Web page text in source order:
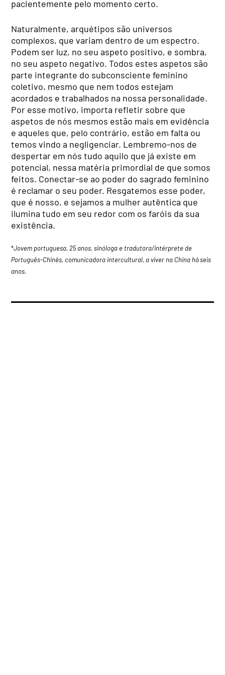
pacientemente pelo momento certo.
Naturalmente, arquétipos são universos
complexos, que variam dentro de um espectro.
Podem ser luz, no seu aspeto positivo, e sombra,
no seu aspeto negativo. Todos estes aspetos são
parte integrante do subconsciente feminino
coletivo, mesmo que nem todos estejam
acordados e trabalhados na nossa personalidade.
Por esse motivo, importa refletir sobre que
aspetos de nós mesmos estão mais em evidência
e aqueles que, pelo contrário, estão em falta ou
temos vindo a negligenciar. Lembremo-nos de
despertar em nós tudo aquilo que já existe em
potencial, nessa matéria primordial de que somos
feitos. Conectar-se ao poder do sagrado feminino
é reclamar o seu poder. Resgatemos esse poder,
que é nosso, e sejamos a mulher autêntica que
ilumina tudo em seu redor com os faróis da sua
existência.
*Jovem portuguesa, 25 anos, sinóloga e tradutora/intérprete de
Português-Chinês, comunicadora intercultural, a viver na China há seis
anos.